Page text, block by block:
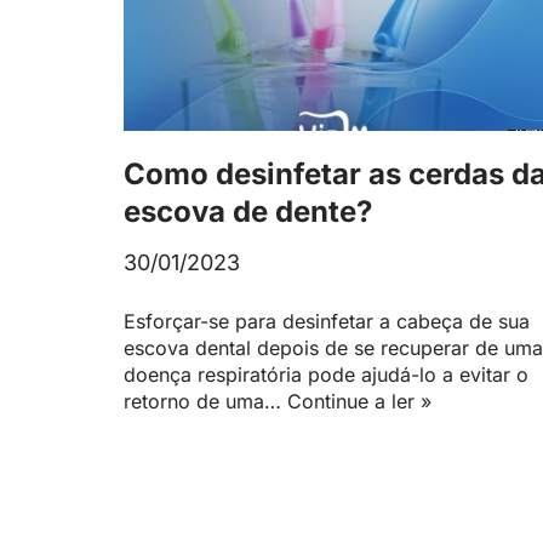
Como desinfetar as cerdas
escova de dente?
30/01/2023
Esforçar-se para desinfetar a cabeça de sua
escova dental depois de se recuperar de uma
doença respiratória pode ajudá-lo a evitar o
retorno de uma… Continue a ler »